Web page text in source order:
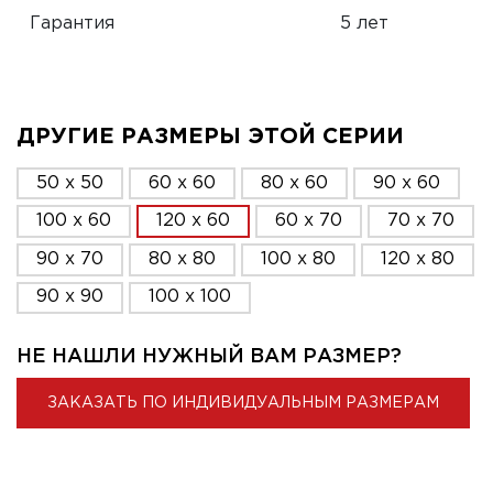
Гарантия 5 лет
ДРУГИЕ РАЗМЕРЫ ЭТОЙ СЕРИИ
50 x 50 60 x 60 80 x 60 90 x 60
100 x 60 120 x 60 60 x 70 70 x 70
90 x 70 80 x 80 100 x 80 120 x 80
90 x 90 100 x 100
НЕ НАШЛИ НУЖНЫЙ ВАМ РАЗМЕР?
ЗАКАЗАТЬ ПО ИНДИВИДУАЛЬНЫМ РАЗМЕРАМ